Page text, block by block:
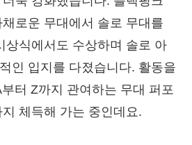
로운 무대에서 솔로 무대를
상식에서도 수상하며 솔로 아
인 입지를 다졌습니다. 활동을
터 Z까지 관여하는 무대 퍼포
체득해 가는 중인데요.